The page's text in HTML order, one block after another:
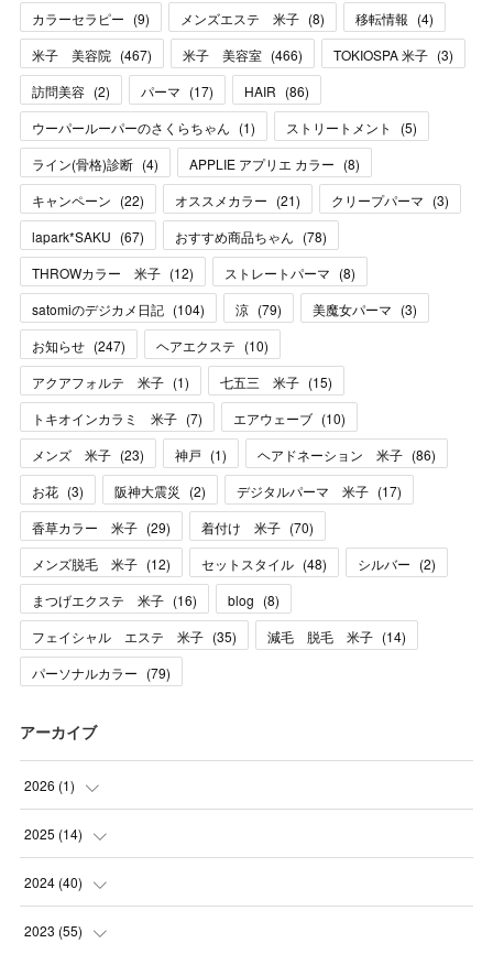
カラーセラピー (9) メンズエステ 米子 (8) 移転情報 (4)
米子 美容院 (467) 米子 美容室 (466) TOKIOSPA 米子 (3)
訪問美容 (2) パーマ (17) HAIR (86)
ウーパールーパーのさくらちゃん (1) ストリートメント (5)
ライン(骨格)診断 (4) APPLIE アプリエ カラー (8)
キャンペーン (22) オススメカラー (21) クリープパーマ (3)
lapark*SAKU (67) おすすめ商品ちゃん (78)
THROWカラー 米子 (12) ストレートパーマ (8)
satomiのデジカメ日記 (104) 涼 (79) 美魔女パーマ (3)
お知らせ (247) ヘアエクステ (10)
アクアフォルテ 米子 (1) 七五三 米子 (15)
トキオインカラミ 米子 (7) エアウェーブ (10)
メンズ 米子 (23) 神戸 (1) ヘアドネーション 米子 (86)
お花 (3) 阪神大震災 (2) デジタルパーマ 米子 (17)
香草カラー 米子 (29) 着付け 米子 (70)
メンズ脱毛 米子 (12) セットスタイル (48) シルバー (2)
まつげエクステ 米子 (16) blog (8)
フェイシャル エステ 米子 (35) 減毛 脱毛 米子 (14)
パーソナルカラー (79)
アーカイブ
2026 (1)
(1
2025 (14)
(10 )
(1
2024 (40)
(1
2023 (55)